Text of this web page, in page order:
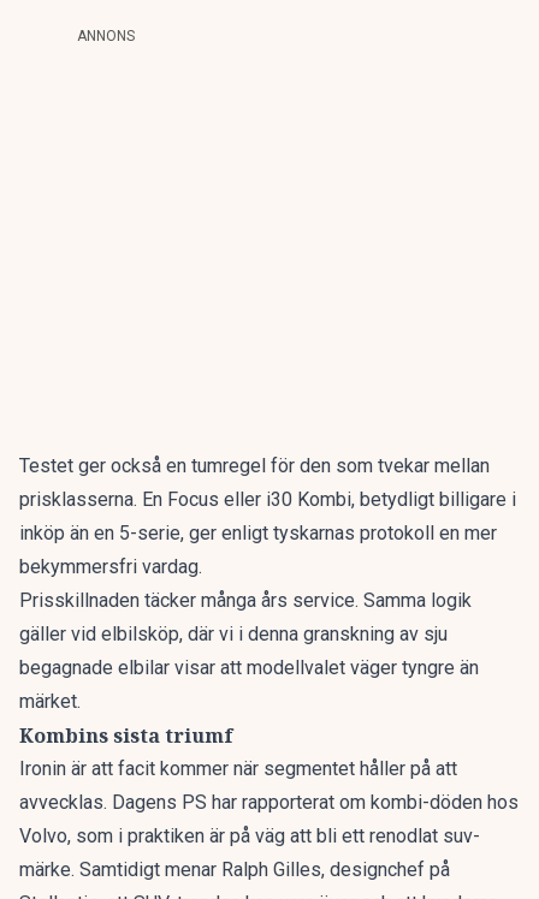
ANNONS
Testet ger också en tumregel för den som tvekar mellan
prisklasserna. En Focus eller i30 Kombi, betydligt billigare i
inköp än en 5-serie, ger enligt tyskarnas protokoll en mer
bekymmersfri vardag.
Prisskillnaden täcker många års service. Samma logik
gäller vid elbilsköp, där vi i denna granskning av sju
begagnade elbilar visar att modellvalet väger tyngre än
märket.
Kombins sista triumf
Ironin är att facit kommer när segmentet håller på att
avvecklas. Dagens PS har rapporterat om kombi-döden hos
Volvo, som i praktiken är på väg att bli ett renodlat suv-
märke. Samtidigt menar Ralph Gilles, designchef på